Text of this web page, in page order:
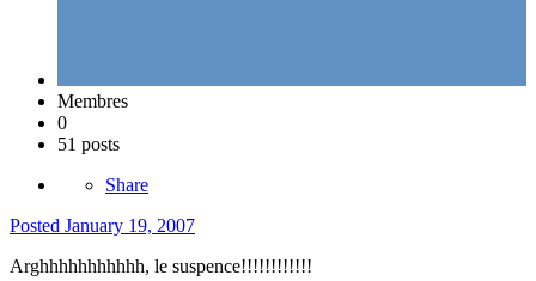
Membres
0
51 posts
Share
Posted January 19, 2007
Arghhhhhhhhhhh, le suspence!!!!!!!!!!!!